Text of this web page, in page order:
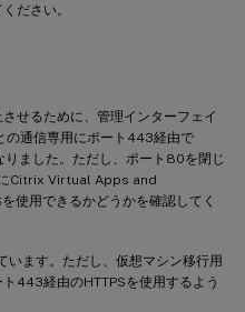
ださい。
せるために、管理インターフェイ
の通信専用にポート443経由で
りました。ただし、ポート80を閉じ
にCitrix Virtual Apps and
使用できるかどうかを確認してく
ます。ただし、仮想マシン移行用
443経由のHTTPSを使用するよう